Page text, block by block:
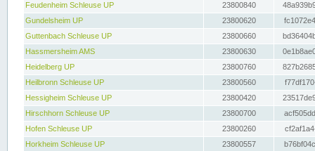
Feudenheim Schleuse UP
23800840
Gundelsheim UP
23800620
Guttenbach Schleuse UP
23800660
Hassmersheim AMS
23800630
Heidelberg UP
23800760
Heilbronn Schleuse UP
23800560
Hessigheim Schleuse UP
23800420
Hirschhorn Schleuse UP
23800700
Hofen Schleuse UP
23800260
Horkheim Schleuse UP
23800557